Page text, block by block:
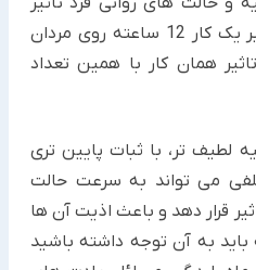
بگذارد. در کلام ساده تر تاثیر یک کار 12 ساعته روی مردان
همان کار با همین تعداد
لطیف تر، با ثبات پایین تری
می تواند به سرعت حالت
قرار دهد و باعث اذیت آن ها
به آن توجه داشته باشید